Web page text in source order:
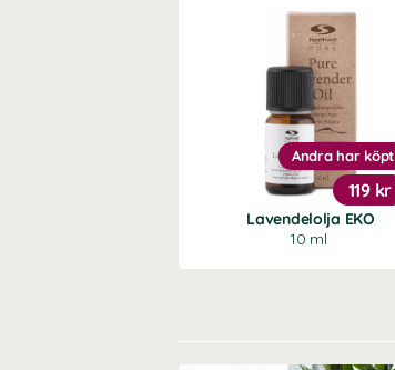
Lavendelolja EKO
10 ml
Andra har köpt
119 kr